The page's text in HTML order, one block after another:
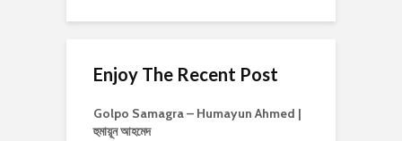
Enjoy The Recent Post
Golpo Samagra – Humayun Ahmed |
হুমায়ূন আহমেদ